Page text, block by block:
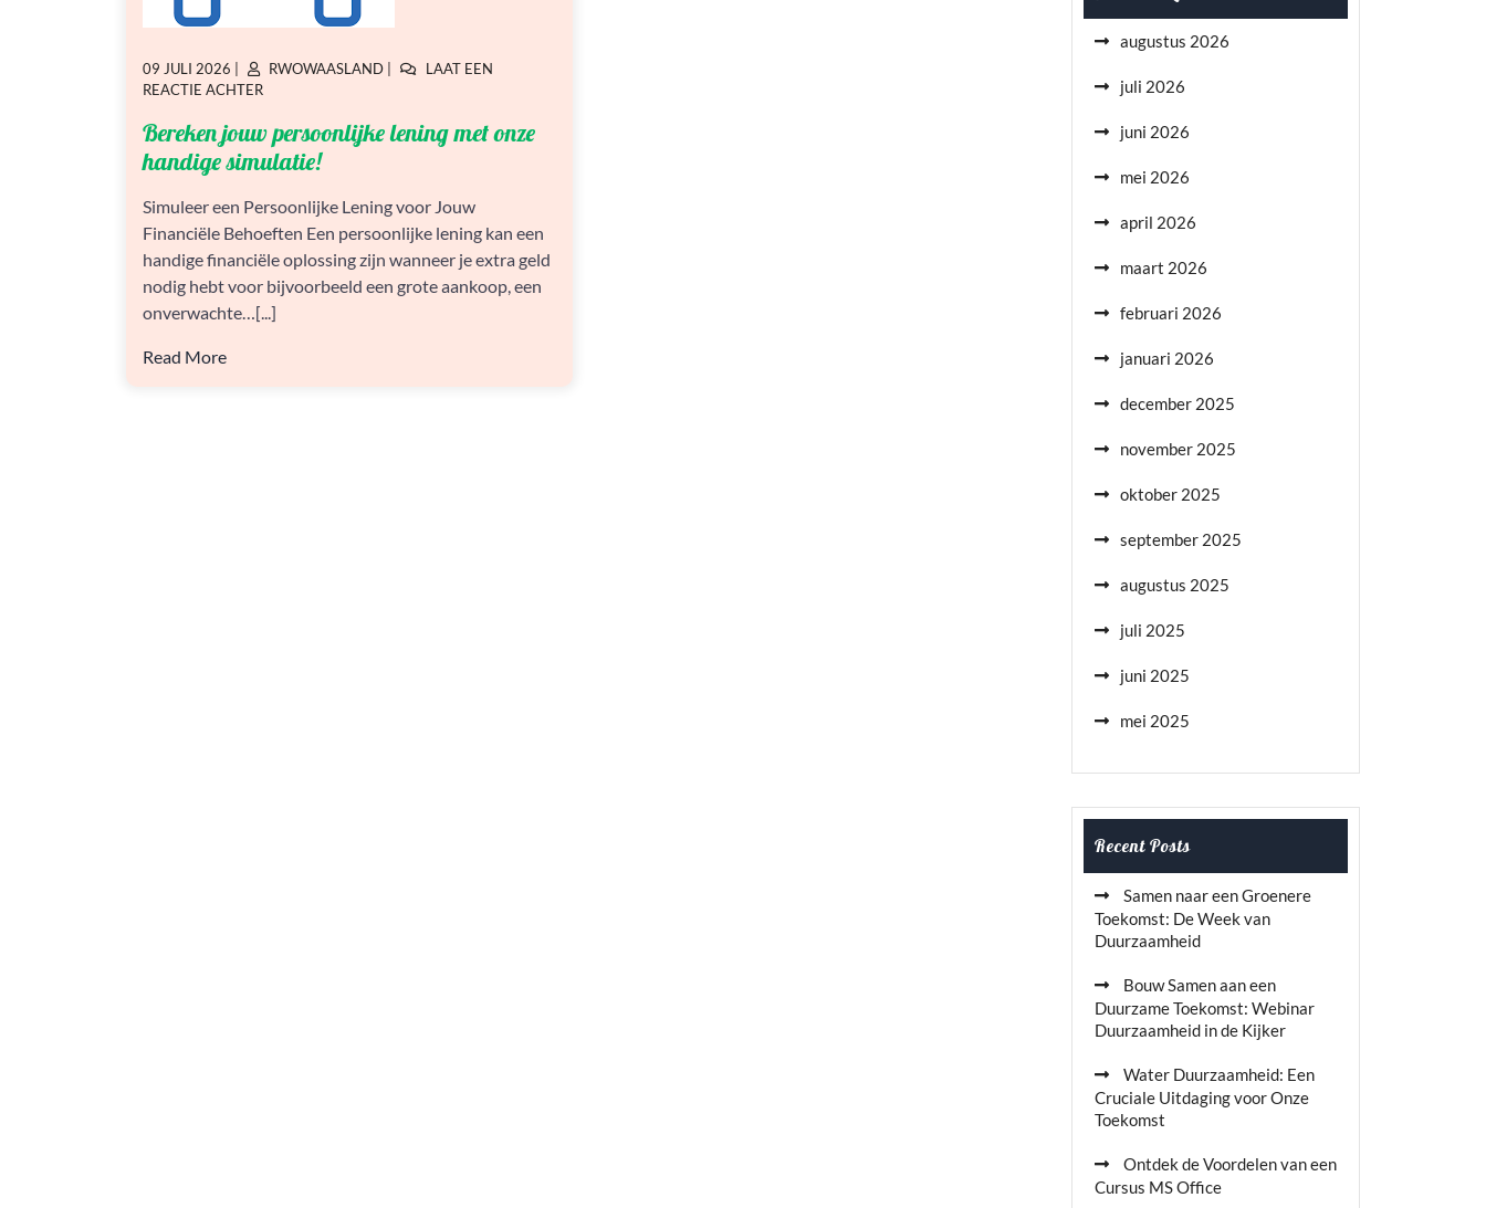
GEPLAATST
OP
09 JULI 2026
GEPLAATST
OP
RWOWAASLAND
LAAT EEN
REACTIE ACHTEROP
JOUW
PERSOONLIJKE
LENING
ONZE
HANDIGE
SIMULATIE!
Bereken jouw persoonlijke lening met onze
handige simulatie!
Simuleer een Persoonlijke Lening voor Jouw
Financiële Behoeften Een persoonlijke lening kan een
handige financiële oplossing zijn wanneer je extra geld
nodig hebt voor bijvoorbeeld een grote aankoop, een
onverwachte…[...]
Read More
augustus 2026
juli 2026
juni 2026
mei 2026
april 2026
maart 2026
februari 2026
januari 2026
december 2025
november 2025
oktober 2025
september 2025
augustus 2025
juli 2025
juni 2025
mei 2025
Recent Posts
Samen naar een Groenere
Toekomst: De Week van
Duurzaamheid
Bouw Samen aan een
Duurzame Toekomst: Webinar
Duurzaamheid in de Kijker
Water Duurzaamheid: Een
Cruciale Uitdaging voor Onze
Toekomst
Ontdek de Voordelen van een
Cursus MS Office